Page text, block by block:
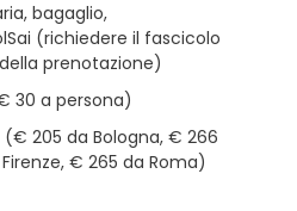
bagaglio,
(richiedere il fascicolo
prenotazione)
30 a persona)
205 da Bologna, € 266
€ 265 da Roma)